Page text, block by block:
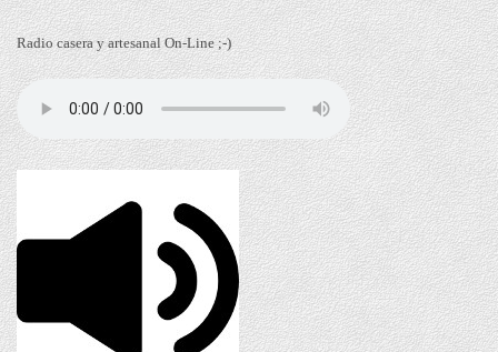
Radio casera y artesanal On-Line ;-)